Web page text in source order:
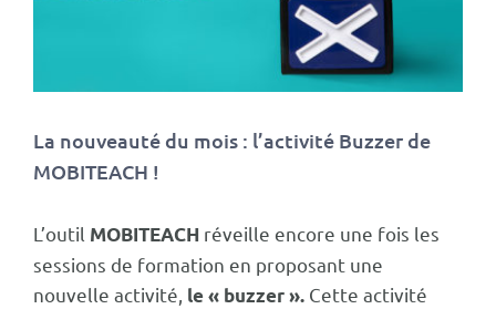
La nouveauté du mois : l’activité Buzzer de
MOBITEACH !
L’outil MOBITEACH réveille encore une fois les
sessions de formation en proposant une
nouvelle activité, le« buzzer ».Cette activité